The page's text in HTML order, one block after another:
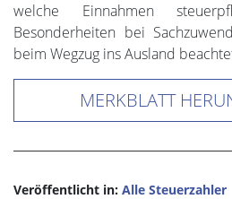
welche Einnahmen
Besonderheiten bei
beim Wegzug ins Ausland
MERKBLATT
Veröffentlicht in: Alle Steuerzahler